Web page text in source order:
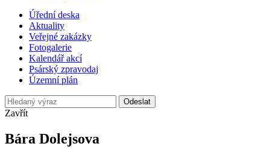
Úřední deska
Aktuality
Veřejné zakázky
Fotogalerie
Kalendář akcí
Psárský zpravodaj
Územní plán
Odeslat
Zavřít
Bára Dolejsova